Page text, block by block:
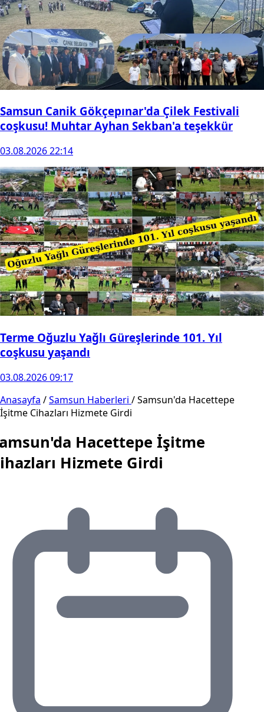
Samsun Canik Gökçepınar'da Çilek Festivali
coşkusu! Muhtar Ayhan Sekban'a teşekkür
03.08.2026 22:14
Terme Oğuzlu Yağlı Güreşlerinde 101. Yıl
coşkusu yaşandı
03.08.2026 09:17
Anasayfa /Samsun Haberleri /Samsun'da Hacettepe
İşitme Cihazları Hizmete Girdi
Hacettepe İşitme
Hizmete Girdi